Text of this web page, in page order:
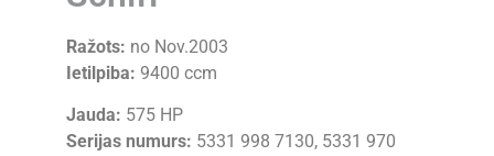
Ražots: no Nov.2003
Ietilpiba: 9400 ccm
Jauda: 575 HP
Serijas numurs: 5331 998 7130, 5331 970